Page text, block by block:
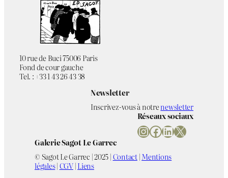
10 rue de Buci 75006 Paris
Fond de cour gauche
Tel. : +33 1 43 26 43 38
Newsletter
Inscrivez-vous à notrenewsletter
Réseaux sociaux
InstagramFacebook LinkedIn X
Galerie Sagot Le Garrec
© Sagot Le Garrec | 2025 |Contact|Mentions
légales|CGV|Liens